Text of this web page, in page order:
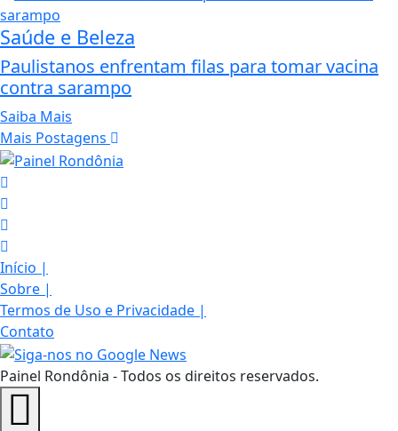
Saúde e Beleza
Paulistanos enfrentam filas para tomar vacina
contra sarampo
Saiba Mais
Mais Postagens
Início |
Sobre |
Termos de Uso e Privacidade |
Contato
Painel Rondônia - Todos os direitos reservados.